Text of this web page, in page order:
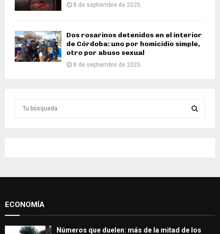
8 de septiembre de 2025
Dos rosarinos detenidos en el interior
de Córdoba: uno por homicidio simple,
otro por abuso sexual
8 de septiembre de 2025
o
H
ECONOMÍA
Números que duelen: más de la mitad de los